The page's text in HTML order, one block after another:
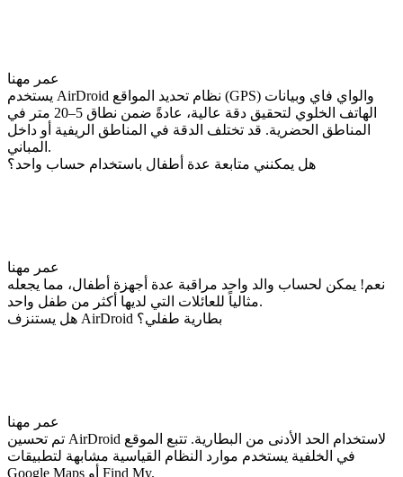
عمر مهنا
يستخدم AirDroid نظام تحديد المواقع (GPS) والواي فاي وبيانات
الهاتف الخلوي لتحقيق دقة عالية، عادةً ضمن نطاق 5–20 متر في
المناطق الحضرية. قد تختلف الدقة في المناطق الريفية أو داخل
المباني.
هل يمكنني متابعة عدة أطفال باستخدام حساب واحد؟
عمر مهنا
نعم! يمكن لحساب والد واحد مراقبة عدة أجهزة أطفال، مما يجعله
مثالياً للعائلات التي لديها أكثر من طفل واحد.
هل يستنزف AirDroid بطارية طفلي؟
عمر مهنا
تم تحسين AirDroid لاستخدام الحد الأدنى من البطارية. تتبع الموقع
في الخلفية يستخدم موارد النظام القياسية مشابهة لتطبيقات
Google Maps أو Find My.